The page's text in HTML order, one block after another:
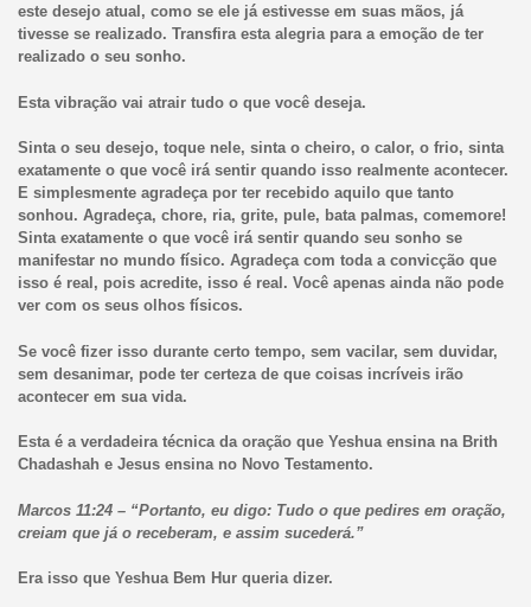
este desejo atual, como se ele já estivesse em suas mãos, já
tivesse se realizado. Transfira esta alegria para a emoção de ter
realizado o seu sonho.
Esta vibração vai atrair tudo o que você deseja.
Sinta o seu desejo, toque nele, sinta o cheiro, o calor, o frio, sinta
exatamente o que você irá sentir quando isso realmente acontecer.
E simplesmente agradeça por ter recebido aquilo que tanto
sonhou. Agradeça, chore, ria, grite, pule, bata palmas, comemore!
Sinta exatamente o que você irá sentir quando seu sonho se
manifestar no mundo físico. Agradeça com toda a convicção que
isso é real, pois acredite, isso é real. Você apenas ainda não pode
ver com os seus olhos físicos.
Se você fizer isso durante certo tempo, sem vacilar, sem duvidar,
sem desanimar, pode ter certeza de que coisas incríveis irão
acontecer em sua vida.
Esta é a verdadeira técnica da oração que Yeshua ensina na Brith
Chadashah e Jesus ensina no Novo Testamento.
Marcos 11:24 – “Portanto, eu digo: Tudo o que pedires em oração,
creiam que já o receberam, e assim sucederá.”
Era isso que Yeshua Bem Hur queria dizer.